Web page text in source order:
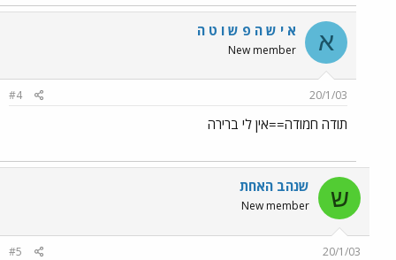
א א י ש ה פ ש ו ט ה
New member
20/1/03
#4
תודה חמודה==אין לי ברירה
ש שנהב האחת
New member
20/1/03
#5